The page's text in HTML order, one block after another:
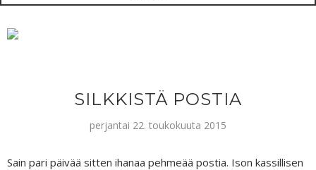
SILKKISTÄ POSTIA
perjantai 22. toukokuuta 2015
Sain pari päivää sitten ihanaa pehmeää postia. Ison kassillisen